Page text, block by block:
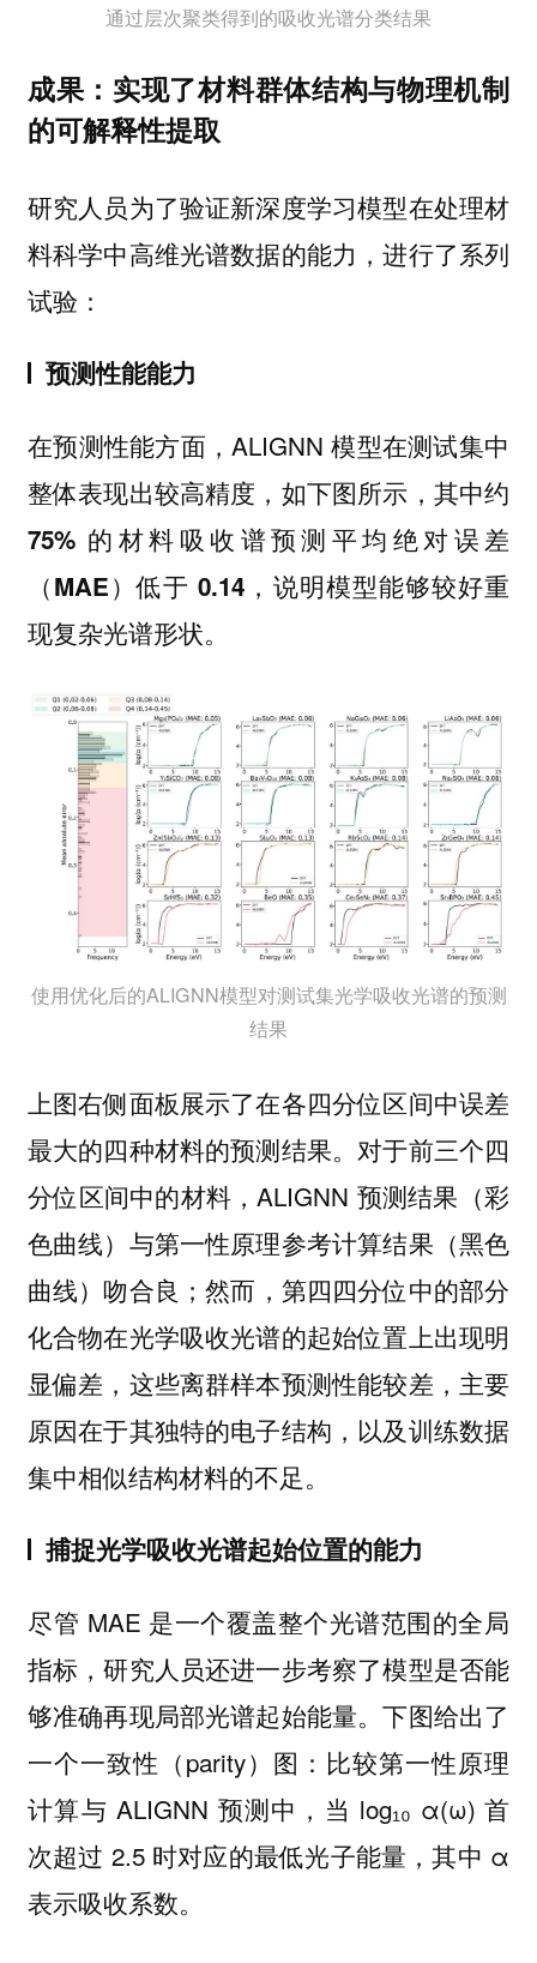
通过层次聚类得到的吸收光谱分类结果
成果：实现了材料群体结构与物理机制
的可解释性提取
研究人员为了验证新深度学习模型在处理材
料科学中高维光谱数据的能力，进行了系列
试验：
预测性能能力
在预测性能方面，ALIGNN 模型在测试集中
整体表现出较高精度，如下图所示， 其中约
75% 的材料吸收谱预测平均绝对误差
（MAE）低于 0.14，说明模型能够较好重
现复杂光谱形状。
使用优化后的ALIGNN模型对测试集光学吸收光谱的预测
结果
上图右侧面板展示了在各四分位区间中误差
最大的四种材料的预测结果。对于前三个四
分位区间中的材料，ALIGNN 预测结果（彩
色曲线）与第一性原理参考计算结果（黑色
曲线）吻合良；然而，第四四分位中的部分
化合物在光学吸收光谱的起始位置上出现明
显偏差，这些离群样本预测性能较差，主要
原因在于其独特的电子结构，以及训练数据
集中相似结构材料的不足。
捕捉光学吸收光谱起始位置的能力
尽管 MAE 是一个覆盖整个光谱范围的全局
指标，研究人员还进一步考察了模型是否能
够准确再现局部光谱起始能量。下图给出了
一个一致性（parity）图：比较第一性原理
计算与 ALIGNN 预测中，当 log₁₀ α(ω) 首
次超过 2.5 时对应的最低光子能量，其中 α
表示吸收系数。